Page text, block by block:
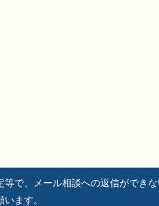
等で、メール相談への返信ができ
ます。